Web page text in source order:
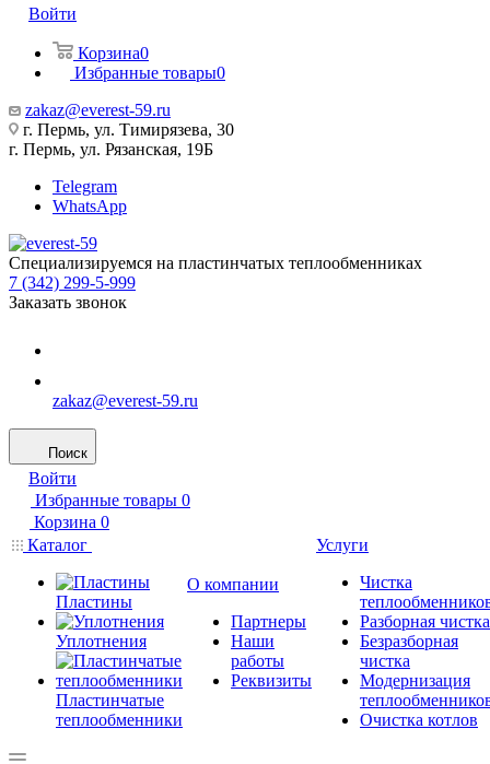
Войти
Корзина0
Избранные товары0
zakaz@everest-59.ru
г. Пермь, ул. Тимирязева, 30
г. Пермь, ул. Рязанская, 19Б
Telegram
WhatsApp
Специализируемся на пластинчатых теплообменниках
7 (342) 299-5-999
Заказать звонок
zakaz@everest-59.ru
Поиск
Войти
Избранные товары 0
Корзина 0
Каталог
Пластины
Уплотнения
Пластинчатые
теплообменники
О компании
Партнеры
Наши
работы
Реквизиты
Услуги
Чистка
Разборная чистка
Безразборная
чистка
Модернизация
Очистка котлов